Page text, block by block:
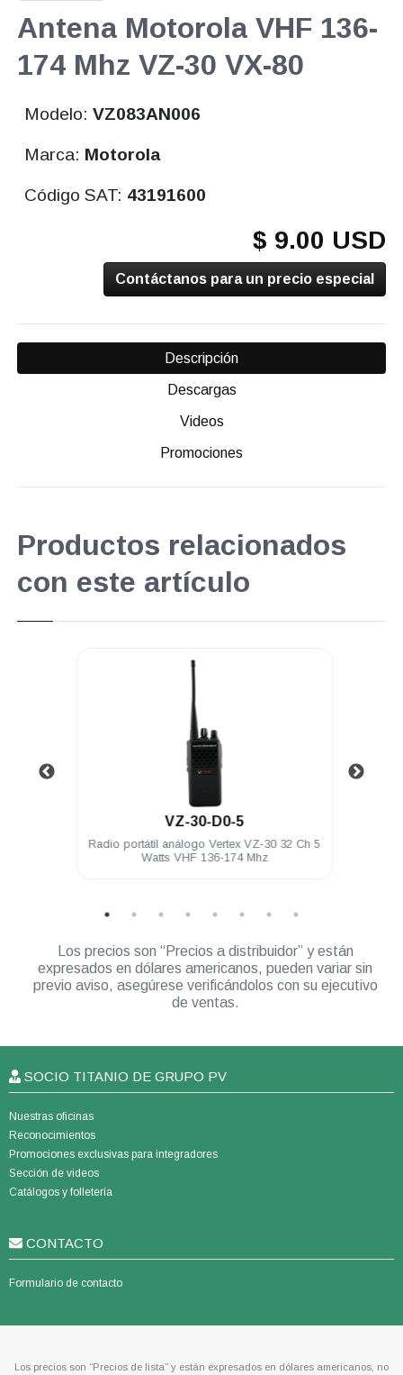
Antena Motorola VHF 136-
174 Mhz VZ-30 VX-80
Modelo:VZ083AN006
Marca: Motorola
Código SAT: 43191600
$ 9.00 USD
Contáctanos para un precio especial
Descripción
Descargas
Videos
Promociones
Productos relacionados
con este artículo
VZ-30-D0-5
Radio portátil análogo Vertex VZ-30 32 Ch 5
Watts VHF 136-174 Mhz
Los precios son “Precios a distribuidor” y están
expresados en dólares americanos, pueden variar sin
previo aviso, asegúrese verificándolos con su ejecutivo
de ventas.
SOCIO TITANIO DE GRUPO PV
Nuestras oficinas
Reconocimientos
Promociones exclusivas para integradores
Sección de videos
Catálogos y folletería
CONTACTO
Formulario de contacto
Los precios son “Precios de lista” y están expresados en dólares americanos, no